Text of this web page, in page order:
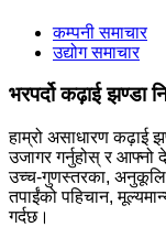
कम्पनी समाचार
उद्योग समाचार
भरपर्दो कढ़ाई झण्डा
हाम्रो असाधारण कढ़ाई
उजागर गर्नुहोस् र आफ्नो
उच्च-गुणस्तरका,
तपाईंको पहिचान,
गर्दछ।